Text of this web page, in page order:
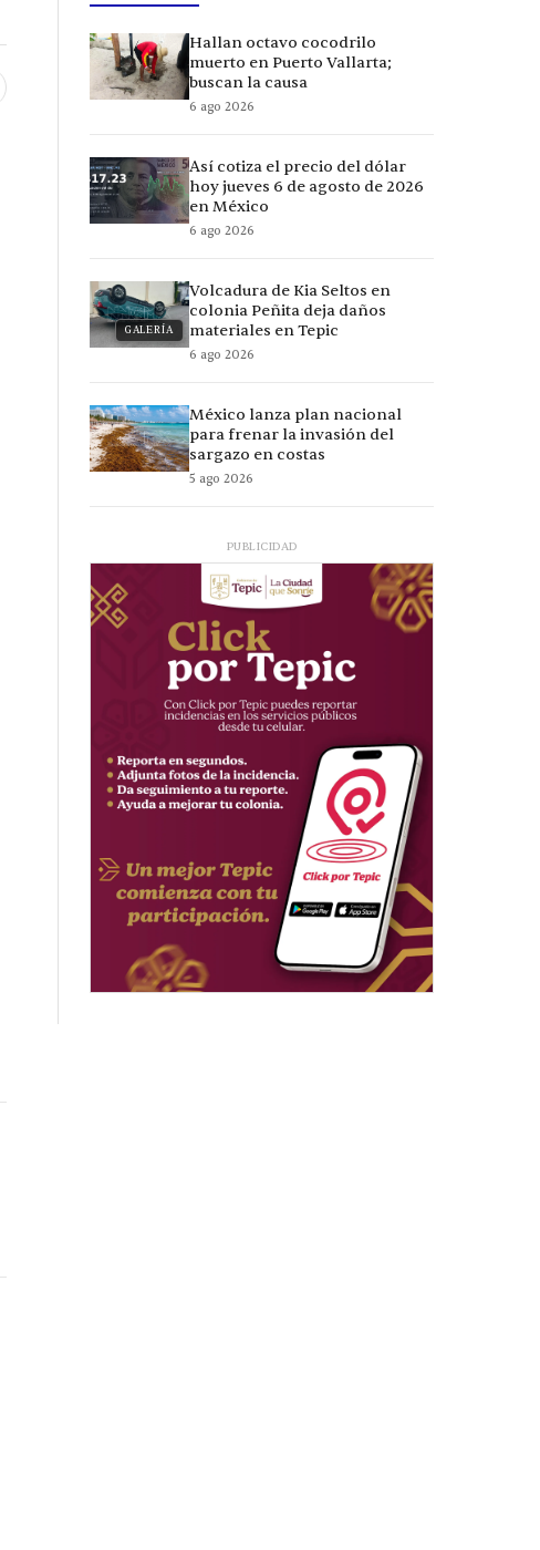
Hallan octavo cocodrilo
muerto en Puerto Vallarta;
buscan la causa
6 ago 2026
Así cotiza el precio del dólar
hoy jueves 6 de agosto de 2026
en México
6 ago 2026
GALERÍA
Volcadura de Kia Seltos en
colonia Peñita deja daños
materiales en Tepic
6 ago 2026
México lanza plan nacional
para frenar la invasión del
sargazo en costas
5 ago 2026
PUBLICIDAD